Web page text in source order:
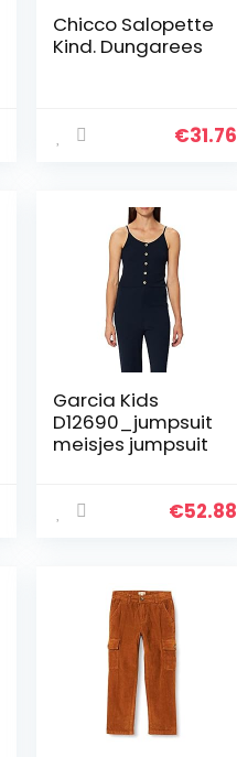
Chicco Salopette
Kind. Dungarees
€31.76
Garcia Kids
D12690_jumpsuit
meisjes jumpsuit
€52.88